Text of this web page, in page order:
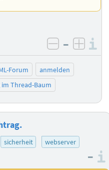
negativ
–
Forum
anmelden
im Thread-Baum
sicherheit webserver
–